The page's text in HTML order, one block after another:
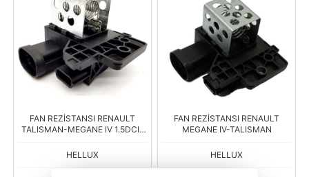
FAN REZİSTANSI RENAULT
TALISMAN-MEGANE IV 1.5DCI-
HELLUX
FAN REZİSTANSI RENAULT
MEGANE IV-TALISMAN
HELLUX